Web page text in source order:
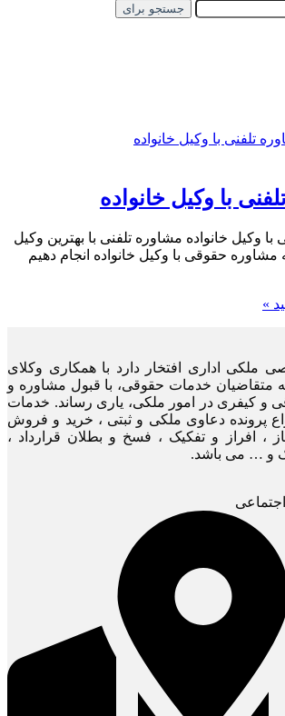
جستجو برای
با وکیل خانواده
با وکیل خانواده مشاوره تلفنی با بهترین وکیل
مشاوره حقوقی با وکیل خانواده انجام دهیم
»
ملکی اداری افتخار دارد با همکاری وکلای
متقاضیان خدمات حقوقی، با قبول مشاوره و
و کیفری در امور ملکی، یاری رساند. خدمات
پرونده دعاوی ملکی و ثبتی ، خرید و فروش
افراز و تفکیک ، فسخ و بطلان قرارداد ،
و … می باشد.